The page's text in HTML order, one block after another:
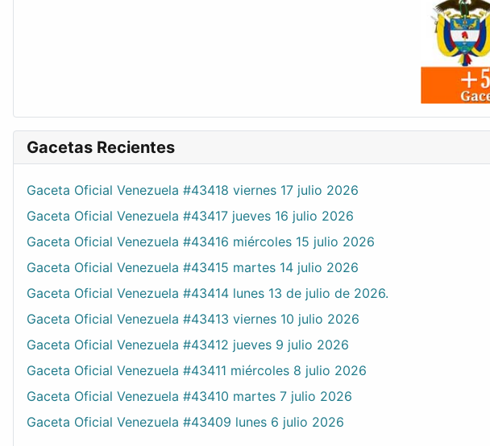
Gacetas Recientes
Gaceta Oficial Venezuela #43418 viernes 17 julio 2026
Gaceta Oficial Venezuela #43417 jueves 16 julio 2026
Gaceta Oficial Venezuela #43416 miércoles 15 julio 2026
Gaceta Oficial Venezuela #43415 martes 14 julio 2026
Gaceta Oficial Venezuela #43414 lunes 13 de julio de 2026.
Gaceta Oficial Venezuela #43413 viernes 10 julio 2026
Gaceta Oficial Venezuela #43412 jueves 9 julio 2026
Gaceta Oficial Venezuela #43411 miércoles 8 julio 2026
Gaceta Oficial Venezuela #43410 martes 7 julio 2026
Gaceta Oficial Venezuela #43409 lunes 6 julio 2026